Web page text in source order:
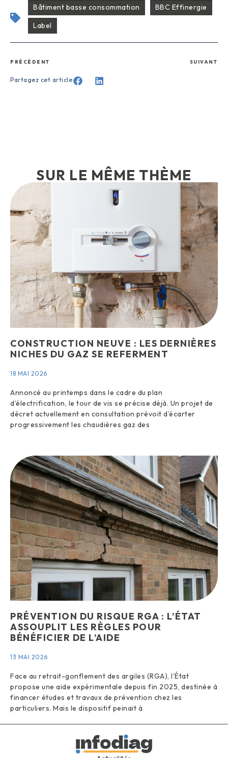
Bâtiment basse consommation
BBC Effinergie
Label
PRÉCÉDENT SUIVANT
Partagez cet article
SUR LE MÊME THÈME
CONSTRUCTION NEUVE : LES DERNIÈRES
NICHES DU GAZ SE REFERMENT
18 MAI 2026
Annoncé au printemps dans le cadre du plan
d’électrification, le tour de vis se précise déjà. Un projet de
décret actuellement en consultation prévoit d’écarter
progressivement les chaudières gaz des
PRÉVENTION DU RISQUE RGA : L’ÉTAT
ASSOUPLIT LES RÈGLES POUR
BÉNÉFICIER DE L’AIDE
13 MAI 2026
Face au retrait-gonflement des argiles (RGA), l’État
propose une aide expérimentale depuis fin 2025, destinée à
financer études et travaux de prévention chez les
particuliers. Mais le dispositif peinait à